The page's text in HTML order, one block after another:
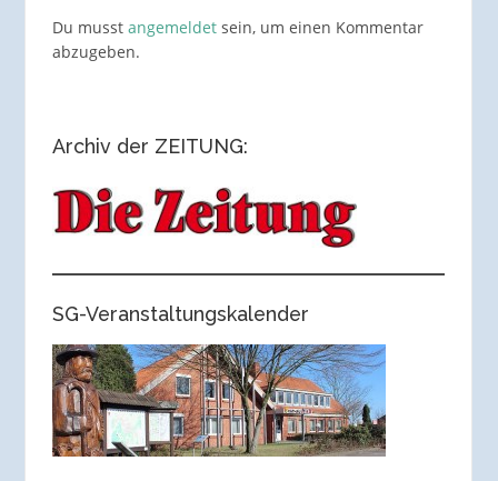
Du musst angemeldetsein, um einen Kommentar
abzugeben.
Archiv der ZEITUNG:
SG-Veranstaltungskalender